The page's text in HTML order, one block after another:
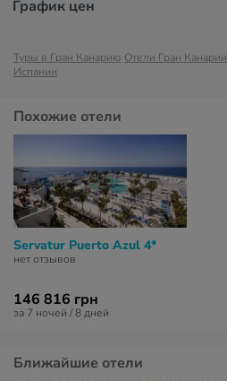
График цен
Туры в Гран Канарию Отели Гран Канарии
Испании
Похожие отели
Servatur Puerto Azul 4*
нет отзывов
146 816 грн
за 7 ночей / 8 дней
Ближайшие отели